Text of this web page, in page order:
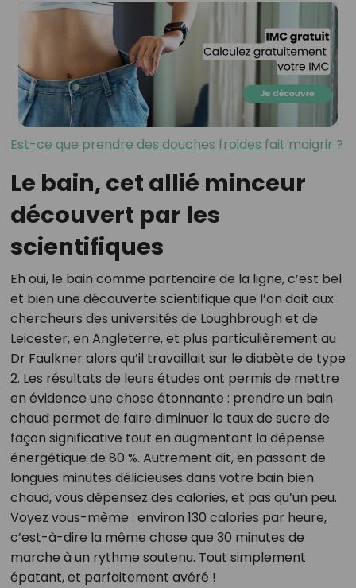
Est-ce que prendre des douches froides fait maigrir ?
Le bain, cet allié minceur
découvert par les
scientifiques
Eh oui, le bain comme partenaire de la ligne, c’est bel
et bien une découverte scientifique que l’on doit aux
chercheurs des universités de Loughbrough et de
Leicester, en Angleterre, et plus particulièrement au
Dr Faulkner alors qu’il travaillait sur le diabète de type
2. Les résultats de leurs études ont permis de mettre
en évidence une chose étonnante : prendre un bain
chaud permet de faire diminuer le taux de sucre de
façon significative tout en augmentant la dépense
énergétique de 80 %. Autrement dit, en passant de
longues minutes délicieuses dans votre bain bien
chaud, vous dépensez des calories, et pas qu’un peu.
Voyez vous-même : environ 130 calories par heure,
c’est-à-dire la même chose que 30 minutes de
marche à un rythme soutenu. Tout simplement
épatant, et parfaitement avéré !